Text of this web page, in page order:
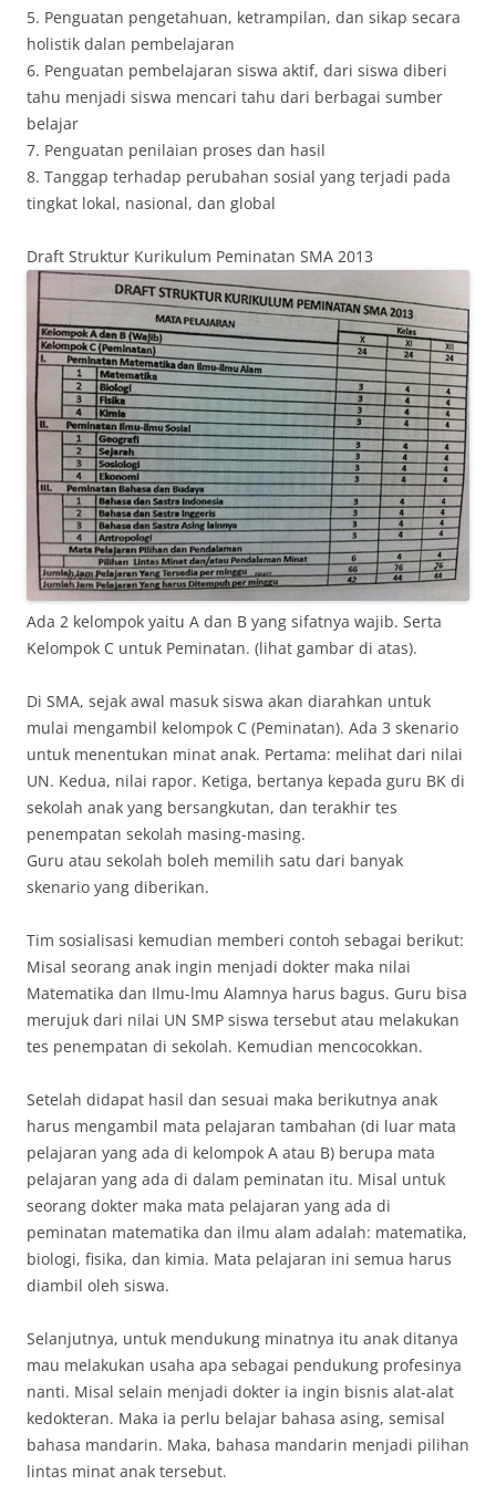
5. Penguatan pengetahuan, ketrampilan, dan sikap secara
holistik dalan pembelajaran
6. Penguatan pembelajaran siswa aktif, dari siswa diberi
tahu menjadi siswa mencari tahu dari berbagai sumber
belajar
7. Penguatan penilaian proses dan hasil
8. Tanggap terhadap perubahan sosial yang terjadi pada
tingkat lokal, nasional, dan global
Draft Struktur Kurikulum Peminatan SMA 2013
Ada 2 kelompok yaitu A dan B yang sifatnya wajib. Serta
Kelompok C untuk Peminatan. (lihat gambar di atas).
Di SMA, sejak awal masuk siswa akan diarahkan untuk
mulai mengambil kelompok C (Peminatan). Ada 3 skenario
untuk menentukan minat anak. Pertama: melihat dari nilai
UN. Kedua, nilai rapor. Ketiga, bertanya kepada guru BK di
sekolah anak yang bersangkutan, dan terakhir tes
penempatan sekolah masing-masing.
Guru atau sekolah boleh memilih satu dari banyak
skenario yang diberikan.
Tim sosialisasi kemudian memberi contoh sebagai berikut:
Misal seorang anak ingin menjadi dokter maka nilai
Matematika dan Ilmu-lmu Alamnya harus bagus. Guru bisa
merujuk dari nilai UN SMP siswa tersebut atau melakukan
tes penempatan di sekolah. Kemudian mencocokkan.
Setelah didapat hasil dan sesuai maka berikutnya anak
harus mengambil mata pelajaran tambahan (di luar mata
pelajaran yang ada di kelompok A atau B) berupa mata
pelajaran yang ada di dalam peminatan itu. Misal untuk
seorang dokter maka mata pelajaran yang ada di
peminatan matematika dan ilmu alam adalah: matematika,
biologi, fisika, dan kimia. Mata pelajaran ini semua harus
diambil oleh siswa.
Selanjutnya, untuk mendukung minatnya itu anak ditanya
mau melakukan usaha apa sebagai pendukung profesinya
nanti. Misal selain menjadi dokter ia ingin bisnis alat-alat
kedokteran. Maka ia perlu belajar bahasa asing, semisal
bahasa mandarin. Maka, bahasa mandarin menjadi pilihan
lintas minat anak tersebut.